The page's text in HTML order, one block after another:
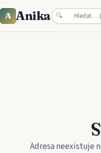
A Anika 🔍
Adresa neexistuje